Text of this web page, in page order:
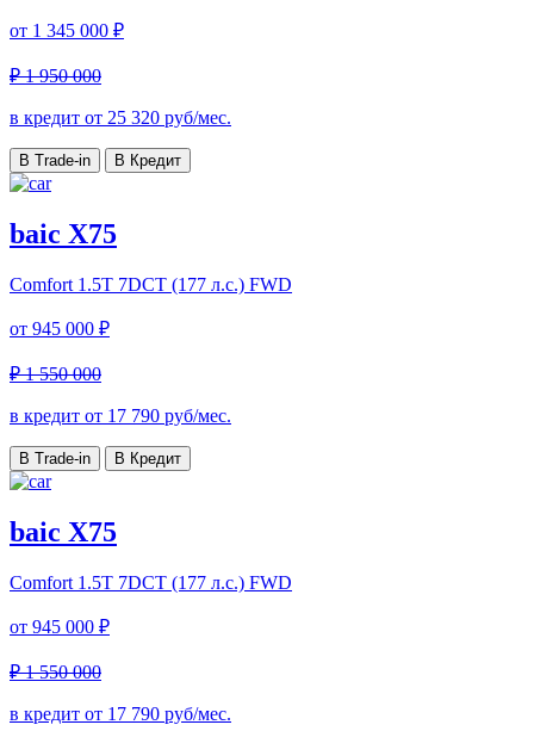
от 1 345 000 ₽
₽ 1 950 000
в кредит от 25 320 руб/мес.
В Trade-in В Кредит
baic X75
Comfort 1.5T 7DCT (177 л.с.) FWD
от 945 000 ₽
₽ 1 550 000
в кредит от 17 790 руб/мес.
В Trade-in В Кредит
baic X75
Comfort 1.5T 7DCT (177 л.с.) FWD
от 945 000 ₽
₽ 1 550 000
в кредит от 17 790 руб/мес.